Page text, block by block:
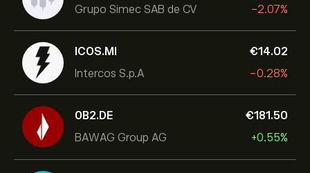
Grupo Simec SAB de CV
-2.07%
ICOS.MI
Intercos S.p.A
‎€‎14.02
-0.28%
0B2.DE
BAWAG Group AG
‎€‎181.50
+0.55%